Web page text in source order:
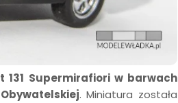
131 Supermirafiori w barwach
. Miniatura została